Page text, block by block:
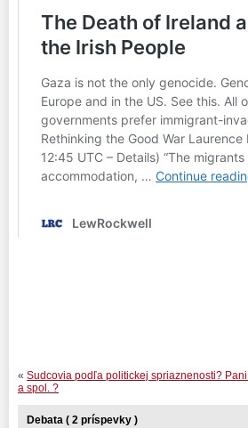
« Sudcovia podľa politickej spriaznenosti?
a spol. ?
Debata ( 2 príspevky )